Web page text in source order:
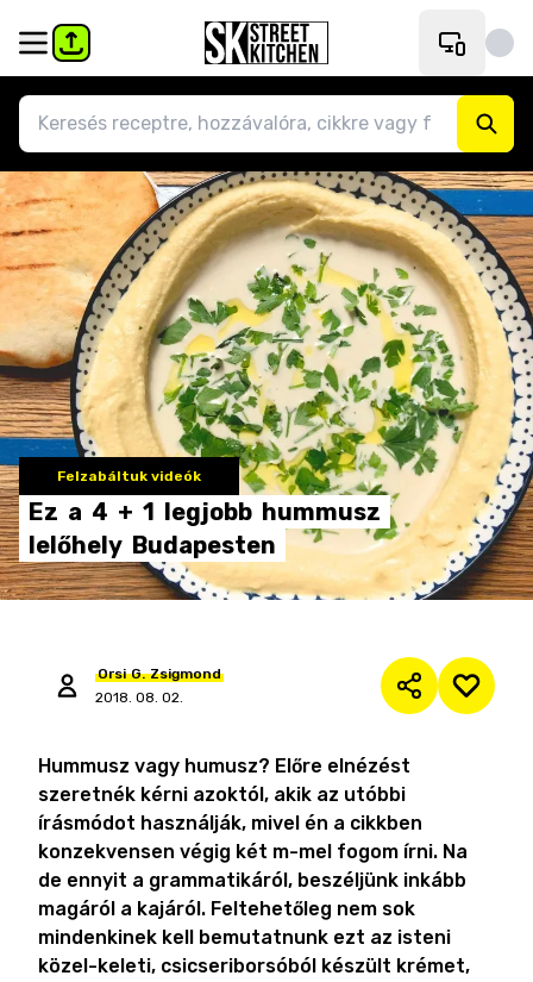
Felzabáltuk videók
Ez a 4 + 1 legjobb hummusz
lelőhely Budapesten
Orsi G. Zsigmond
2018. 08. 02.
Hummusz vagy humusz? Előre elnézést
szeretnék kérni azoktól, akik az utóbbi
írásmódot használják, mivel én a cikkben
konzekvensen végig két m-mel fogom írni. Na
de ennyit a grammatikáról, beszéljünk inkább
magáról a kajáról. Feltehetőleg nem sok
mindenkinek kell bemutatnunk ezt az isteni
közel-keleti, csicseriborsóból készült krémet,